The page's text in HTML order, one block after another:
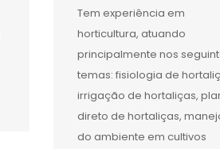
Tem experiência em
horticultura, atuando
principalmente nos
temas: fisiologia de
irrigação de hortaliças,
direto de hortaliças,
do ambiente em cultivos